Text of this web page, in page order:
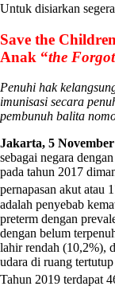
Untuk disiarkan segera
Save the
Anak “the
Penuhi hak
imunisasi secara
pembunuh balita
Jakarta, 5
sebagai negara
pada tahun 2017
pernapasan akut atau
adalah penyebab
preterm dengan
dengan belum
lahir rendah (10,2%),
udara di ruang
Tahun 2019 terdapat